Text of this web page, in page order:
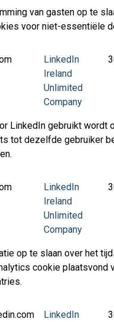
van gasten op te
voor niet-essentiële
LinkedIn
Ireland
Unlimited
Company
LinkedIn gebruikt wordt
tot dezelfde gebruiker
LinkedIn
Ireland
Unlimited
Company
op te slaan over het
cookie plaatsvond
LinkedIn